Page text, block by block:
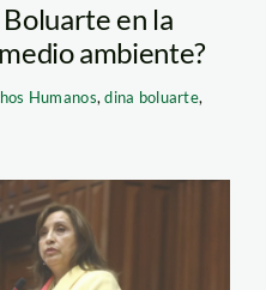
en la
ambiente?
Humanos,dina boluarte,
– andina